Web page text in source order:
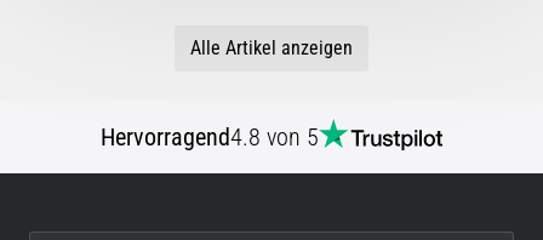
Alle Artikel anzeigen
Hervorragend4.8 von 5